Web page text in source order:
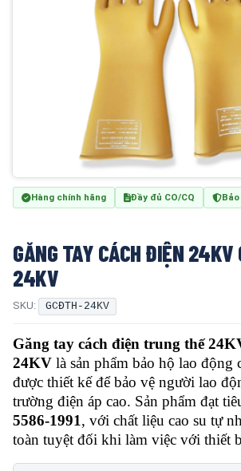
Hàng chính hãng Đầy đủ CO/CQ
GĂNG TAY CÁCH ĐIỆN
24KV
SKU: GCĐTH-24KV
Găng tay cách điện trung thế
24KV là sản phẩm bảo hộ lao động
được thiết kế để bảo vệ người lao
trường điện áp cao. Sản phẩm đạt
5586-1991, với chất liệu cao su tự
toàn tuyệt đối khi làm việc với thiết